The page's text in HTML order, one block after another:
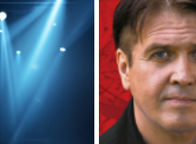
Подробнее